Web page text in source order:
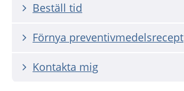
Beställ tid
Förnya preventivmedelsrecept
Kontakta mig